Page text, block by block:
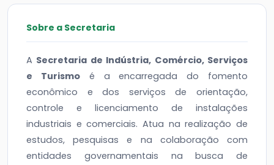
Sobre a Secretaria
A Secretaria de Indústria, Comércio, Serviços
e Turismoé a encarregada do fomento
econômico e dos serviços de orientação,
controle e licenciamento de instalações
industriais e comerciais. Atua na realização de
estudos, pesquisas e na colaboração com
entidades governamentais na busca de